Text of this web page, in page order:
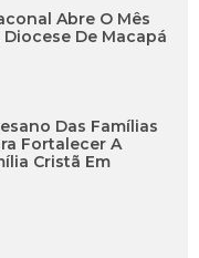
Abre O Mês
De Macapá
Das Famílias
Fortalecer A
Cristã Em